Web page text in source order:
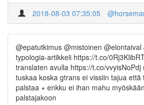
2018-08-03 07:35:05
@epatutkimus @mistoinen
typologia-artikkeli https://t.co/
translaten avulla https://t.co/vvyisNoPdj
tuskaa koska gtrans ei vissiin tajua että
palstaa + enkku ei ihan mahu
palstajakoon